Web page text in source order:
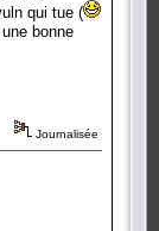
qui tue (
bonne
Journalisée